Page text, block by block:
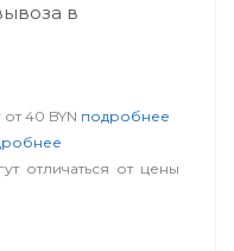
в
40 BYN подробнее
отличаться от цены